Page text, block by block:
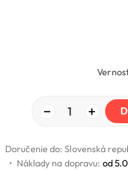
− 1 +
Doručenie do: Slovenská
• Náklady na dopravu: od